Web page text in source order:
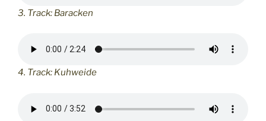
3. Track: Baracken
4. Track: Kuhweide